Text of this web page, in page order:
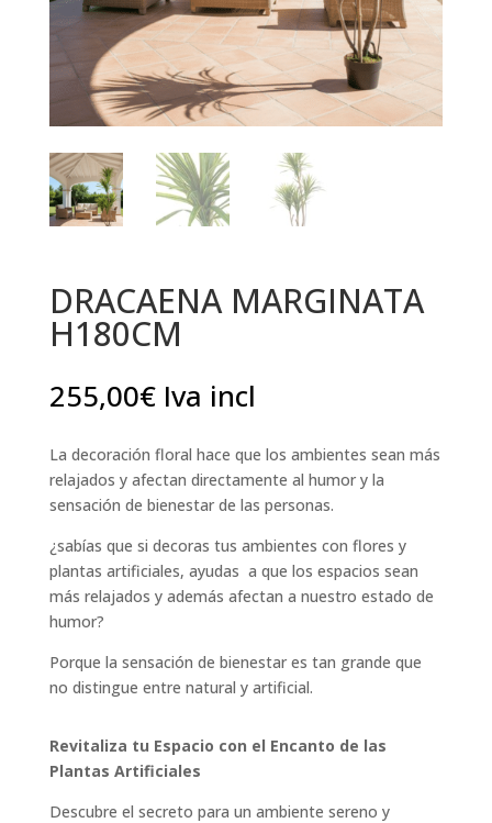
DRACAENA MARGINATA
H180CM
255,00€ Iva incl
La decoración floral hace que los ambientes sean más
relajados y afectan directamente al humor y la
sensación de bienestar de las personas.
¿sabías que si decoras tus ambientes con flores y
plantas artificiales, ayudas a que los espacios sean
más relajados y además afectan a nuestro estado de
humor?
Porque la sensación de bienestar es tan grande que
no distingue entre natural y artificial.
Revitaliza tu Espacio con el Encanto de las
Plantas Artificiales
Descubre el secreto para un ambiente sereno y